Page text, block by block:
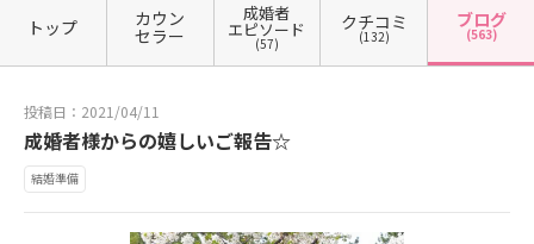
トップ カウン
セラー
成婚者
エピソード
(57)
クチコミ
(132)
ブログ
(563)
投稿日：2021/04/11
成婚者様からの嬉しいご報告☆
結婚準備